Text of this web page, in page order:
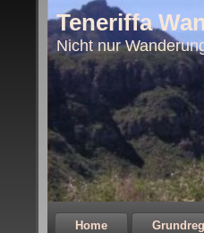
Teneriffa
Nicht nur
Home